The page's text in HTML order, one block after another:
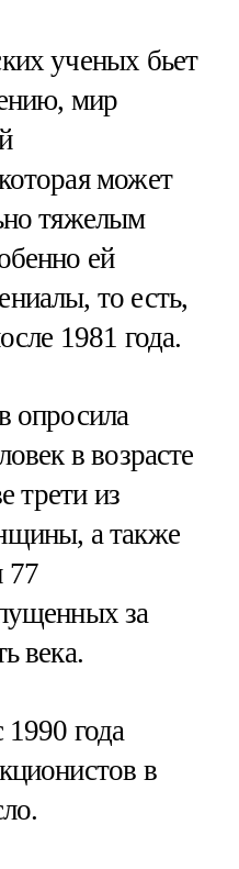
ученых бьет
мир
может
тяжелым
ей
то есть,
1981 года.
опросила
в возрасте
трети из
а также
77
за
века.
года
в